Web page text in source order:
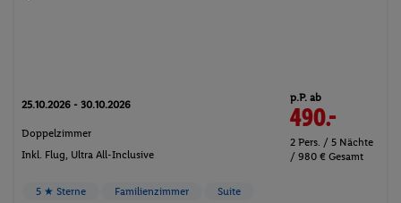
25.10.2026 - 30.10.2026
Doppelzimmer
Inkl. Flug, Ultra All-Inclusive
p.P. ab
490.-
2 Pers. / 5 Nächte
/ 980 € Gesamt
5 ★ Sterne Familienzimmer Suite